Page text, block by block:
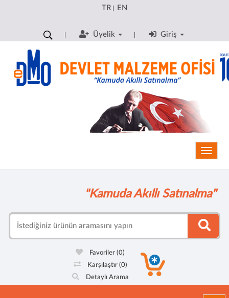
TR| EN
Üyelik Giriş
"Kamuda Akıllı Satınalma"
Favoriler(0)
Karşılaştır (0)
Detaylı Arama